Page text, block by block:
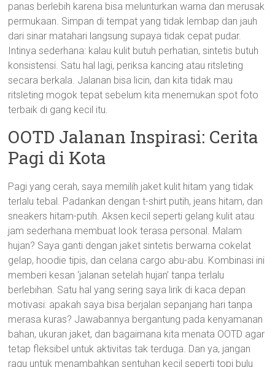
panas berlebih karena bisa melunturkan warna dan merusak
permukaan. Simpan di tempat yang tidak lembap dan jauh
dari sinar matahari langsung supaya tidak cepat pudar.
Intinya sederhana: kalau kulit butuh perhatian, sintetis butuh
konsistensi. Satu hal lagi, periksa kancing atau ritsleting
secara berkala. Jalanan bisa licin, dan kita tidak mau
ritsleting mogok tepat sebelum kita menemukan spot foto
terbaik di gang kecil itu.
OOTD Jalanan Inspirasi: Cerita
Pagi di Kota
Pagi yang cerah, saya memilih jaket kulit hitam yang tidak
terlalu tebal. Padankan dengan t-shirt putih, jeans hitam, dan
sneakers hitam-putih. Aksen kecil seperti gelang kulit atau
jam sederhana membuat look terasa personal. Malam
hujan? Saya ganti dengan jaket sintetis berwarna cokelat
gelap, hoodie tipis, dan celana cargo abu-abu. Kombinasi ini
memberi kesan ‘jalanan setelah hujan’ tanpa terlalu
berlebihan. Satu hal yang sering saya lirik di kaca depan
motivasi: apakah saya bisa berjalan sepanjang hari tanpa
merasa kuras? Jawabannya bergantung pada kenyamanan
bahan, ukuran jaket, dan bagaimana kita menata OOTD agar
tetap fleksibel untuk aktivitas tak terduga. Dan ya, jangan
ragu untuk menambahkan sentuhan kecil seperti topi bulu